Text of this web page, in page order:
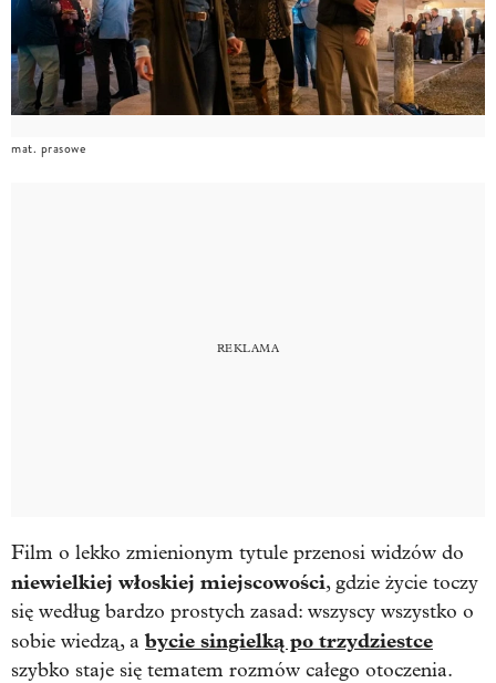
mat. prasowe
Film o lekko zmienionym tytule przenosi widzów do
niewielkiej włoskiej miejscowości, gdzie życie toczy
się według bardzo prostych zasad: wszyscy wszystko o
sobie wiedzą, abycie singielką po trzydziestce
szybko staje się tematem rozmów całego otoczenia.